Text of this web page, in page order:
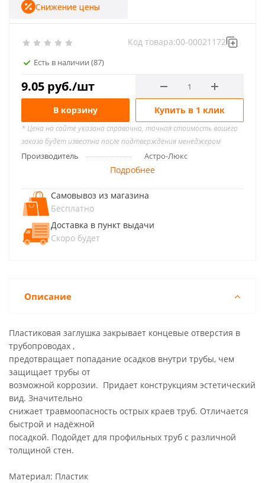
Есть в наличии (87)
Код товара:00-00021172
9.05 руб./шт
Снижение цены
В корзину Купить в 1 клик
* Цена на сайте указана справочно, точная стоимость вашего
заказа будет известна после подтверждения менеджером
Производитель Астро-Люкс
Подробнее
Самовывоз из магазина
Бесплатно
Доставка в пункт выдачи
Скоро будет
Описание
Пластиковая заглушка закрывает концевые отверстия в
трубопроводах ,
предотвращает попадание осадков внутри трубы, чем
защищает трубы от
возможной коррозии. Придает конструкциям эстетический
вид. Значительно
снижает травмоопасность острых краев труб. Отличается
быстрой и надёжной
посадкой. Подойдет для профильных труб с различной
толщиной стен.
Материал: Пластик